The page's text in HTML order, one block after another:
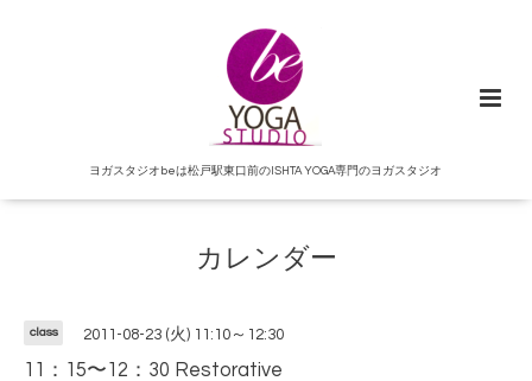
ヨガスタジオbeは松戸駅東口前のISHTA YOGA専門のヨガスタジオ
カレンダー
class 2011-08-23 (火) 11:10～12:30
11：15〜12：30 Restorative